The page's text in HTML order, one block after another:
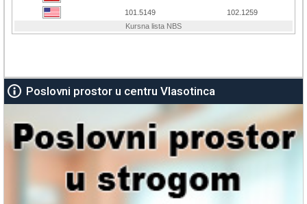
Poslovni prostor u centru Vlasotinca